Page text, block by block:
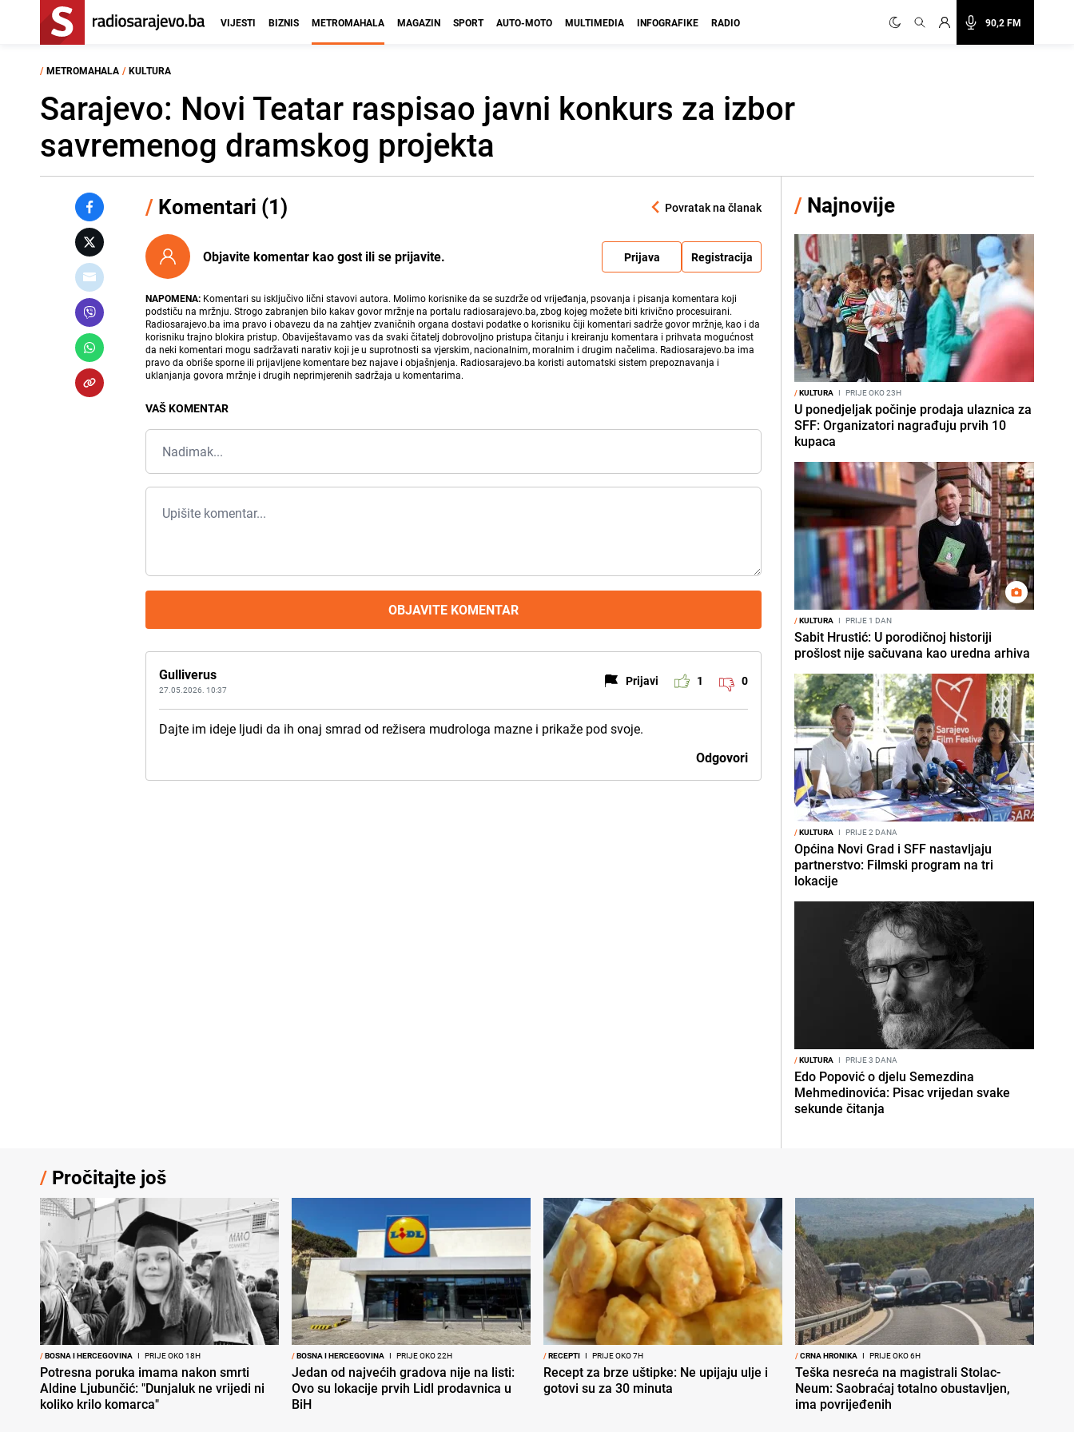
90,2 FM
VIJESTI BIZNIS METROMAHALA MAGAZIN SPORT AUTO-MOTO MULTIMEDIA INFOGRAFIKE RADIO
/ METROMAHALA / KULTURA
Sarajevo: Novi Teatar raspisao javni konkurs za izbor
savremenog dramskog projekta
/ Komentari (1) Povratak na članak
Objavite komentar kao gost ili se prijavite. Prijava Registracija
NAPOMENA: Komentari su isključivo lični stavovi autora. Molimo korisnike da se suzdrže od vrijeđanja, psovanja i pisanja komentara koji
podstiču na mržnju. Strogo zabranjen bilo kakav govor mržnje na portalu radiosarajevo.ba, zbog kojeg možete biti krivično procesuirani.
Radiosarajevo.ba ima pravo i obavezu da na zahtjev zvaničnih organa dostavi podatke o korisniku čiji komentari sadrže govor mržnje, kao i da
korisniku trajno blokira pristup. Obaviještavamo vas da svaki čitatelj dobrovoljno pristupa čitanju i kreiranju komentara i prihvata mogućnost
da neki komentari mogu sadržavati narativ koji je u suprotnosti sa vjerskim, nacionalnim, moralnim i drugim načelima. Radiosarajevo.ba ima
pravo da obriše sporne ili prijavljene komentare bez najave i objašnjenja. Radiosarajevo.ba koristi automatski sistem prepoznavanja i
uklanjanja govora mržnje i drugih neprimjerenih sadržaja u komentarima.
VAŠ KOMENTAR
OBJAVITE KOMENTAR
Gulliverus
27.05.2026. 10:37
Prijavi 1 0
Dajte im ideje ljudi da ih onaj smrad od režisera mudrologa mazne i prikaže pod svoje.
Odgovori
/ Najnovije
/KULTURA I PRIJE OKO 23H
U ponedjeljak počinje prodaja ulaznica za
SFF: Organizatori nagrađuju prvih 10
kupaca
/KULTURA I PRIJE 1 DAN
Sabit Hrustić: U porodičnoj historiji
prošlost nije sačuvana kao uredna arhiva
/KULTURA I PRIJE 2 DANA
Općina Novi Grad i SFF nastavljaju
partnerstvo: Filmski program na tri
lokacije
/KULTURA I PRIJE 3 DANA
Edo Popović o djelu Semezdina
Mehmedinovića: Pisac vrijedan svake
sekunde čitanja
/ Pročitajte još
/BOSNA I HERCEGOVINA I PRIJE OKO 18H
Potresna poruka imama nakon smrti
Aldine Ljubunčić: "Dunjaluk ne vrijedi ni
koliko krilo komarca"
/BOSNA I HERCEGOVINA I PRIJE OKO 22H
Jedan od najvećih gradova nije na listi:
Ovo su lokacije prvih Lidl prodavnica u
BiH
/RECEPTI I PRIJE OKO 7H
Recept za brze uštipke: Ne upijaju ulje i
gotovi su za 30 minuta
/CRNA HRONIKA I PRIJE OKO 6H
Teška nesreća na magistrali Stolac-
Neum: Saobraćaj totalno obustavljen,
ima povrijeđenih